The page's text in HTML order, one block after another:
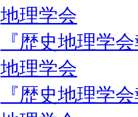
地理学会
『歴史地理学
地理学会
『歴史地理学